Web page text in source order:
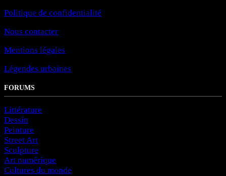
Politique de confidentialité
Nous contacter
Mentions légales
Légendes urbaines
FORUMS
Littérature
Dessin
Peinture
Street Art
Sculpture
Art numérique
Cultures du monde